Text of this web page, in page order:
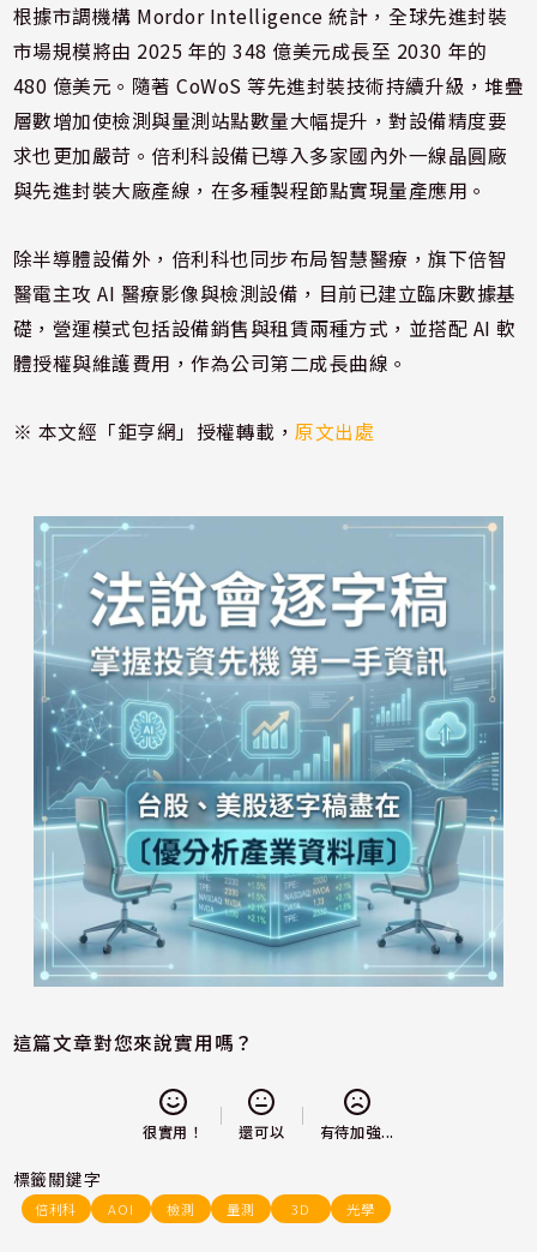
根據市調機構 Mordor Intelligence 統計，全球先進封裝
市場規模將由 2025 年的 348 億美元成長至 2030 年的
480 億美元。隨著 CoWoS 等先進封裝技術持續升級，堆疊
層數增加使檢測與量測站點數量大幅提升，對設備精度要
求也更加嚴苛。倍利科設備已導入多家國內外一線晶圓廠
與先進封裝大廠產線，在多種製程節點實現量產應用。
除半導體設備外，倍利科也同步布局智慧醫療，旗下倍智
醫電主攻 AI 醫療影像與檢測設備，目前已建立臨床數據基
礎，營運模式包括設備銷售與租賃兩種方式，並搭配 AI 軟
體授權與維護費用，作為公司第二成長曲線。
※ 本文經「鉅亨網」授權轉載，原文出處
這篇文章對您來說實用嗎？
很實用！ 還可以 有待加強...
標籤關鍵字
倍利科 AOI 檢測 量測 3D 光學